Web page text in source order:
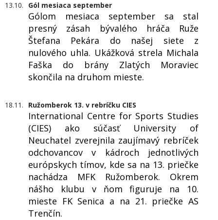
13.10. Gól mesiaca september
Gólom mesiaca september sa stal
presný zásah bývalého hráča Ruže
Štefana Pekára do našej siete z
nulového uhla. Ukážková strela Michala
Faška do brány Zlatých Moraviec
skončila na druhom mieste.
18.11. Ružomberok 13. v rebríčku CIES
International Centre for Sports Studies
(CIES) ako súčasť University of
Neuchatel zverejnila zaujímavý rebríček
odchovancov v kádroch jednotlivých
európskych tímov, kde sa na 13. priečke
nachádza MFK Ružomberok. Okrem
nášho klubu v ňom figuruje na 10.
mieste FK Senica a na 21. priečke AS
Trenčín.